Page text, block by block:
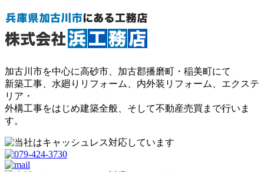
加古川市を中心に高砂市、加古郡播磨町・稲美町にて
新築工事、水廻りリフォーム、内外装リフォーム、エクステ
リア・
外構工事をはじめ建築全般、そして不動産売買まで行いま
す。